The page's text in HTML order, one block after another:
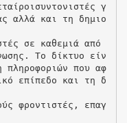
γ
αλλά και τη δημιο
σε καθεμιά από
Το δίκτυο είν
πληροφοριών που αφ
επίπεδο και τη δ
φροντιστές, επαγ